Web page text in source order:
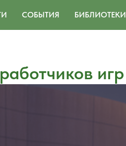
СОБЫТИЯ БИБЛИОТЕКИ
игр